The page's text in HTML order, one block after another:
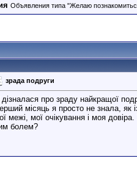
Объявления типа "Желаю
зрада подруги
про зраду найкращої
місяць я просто не знала, як
межі, мої очікування і моя
болем?